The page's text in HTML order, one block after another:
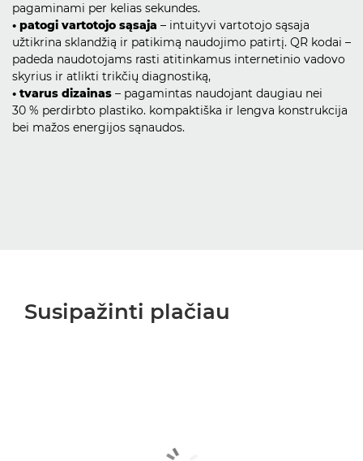
pagaminami per kelias sekundes.
• patogi vartotojo sąsaja – intuityvi vartotojo sąsaja
užtikrina sklandžią ir patikimą naudojimo patirtį. QR kodai –
padeda naudotojams rasti atitinkamus internetinio vadovo
skyrius ir atlikti trikčių diagnostiką,
• tvarus dizainas – pagamintas naudojant daugiau nei
30 % perdirbto plastiko. kompaktiška ir lengva konstrukcija
bei mažos energijos sąnaudos.
Susipažinti plačiau